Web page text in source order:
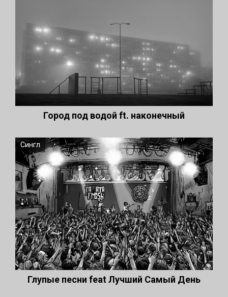
Город под водой ft. наконечный
Сингл
Глупые песни feat Лучший Самый День